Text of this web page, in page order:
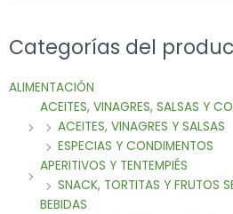
Categorías del
ALIMENTACIÓN
ACEITES, VINAGRES, SALSAS Y
ACEITES, VINAGRES Y SALSAS
ESPECIAS Y CONDIMENTOS
APERITIVOS Y TENTEMPIÉS
SNACK, TORTITAS Y FRUTOS
BEBIDAS